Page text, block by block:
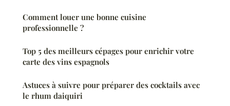
Comment louer une bonne cuisine
professionnelle ?
Top 5 des meilleurs cépages pour enrichir votre
carte des vins espagnols
Astuces à suivre pour préparer des cocktails avec
le rhum daiquiri